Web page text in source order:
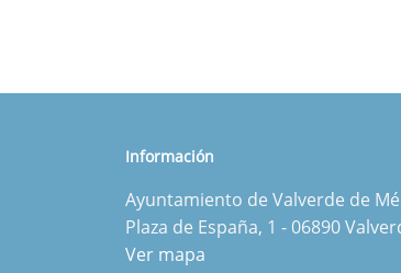
Información
Ayuntamiento de Valverde de
Plaza de España, 1 - 06890
Ver mapa